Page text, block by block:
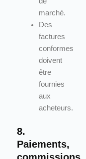
marché.
Des
factures
conformes
doivent
être
fournies
aux
acheteurs.
8.
Paiements,